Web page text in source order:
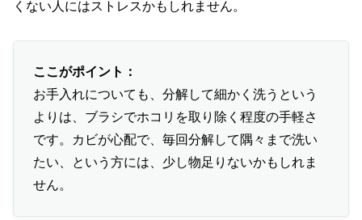
くない人にはストレスかもしれません。
ここがポイント：
お手入れについても、分解して細かく洗うという
よりは、ブラシでホコリを取り除く程度の手軽さ
です。カビが心配で、毎回分解して隅々まで洗い
たい、という方には、少し物足りないかもしれま
せん。